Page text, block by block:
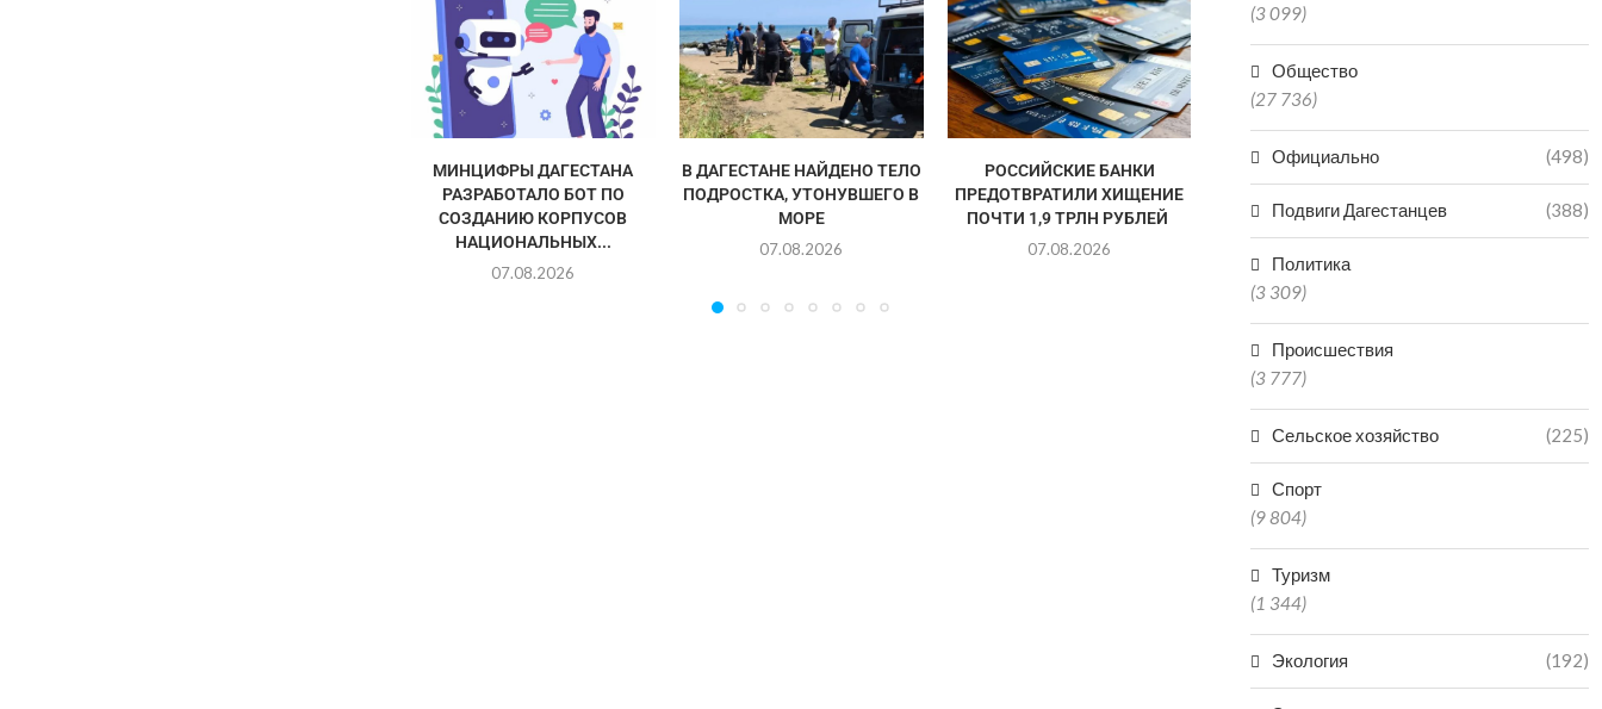
МИНЦИФРЫ ДАГЕСТАНА
РАЗРАБОТАЛО БОТ ПО
СОЗДАНИЮ КОРПУСОВ
НАЦИОНАЛЬНЫХ...
07.08.2026
В ДАГЕСТАНЕ НАЙДЕНО ТЕЛО
ПОДРОСТКА, УТОНУВШЕГО В
МОРЕ
07.08.2026
РОССИЙСКИЕ БАНКИ
ПРЕДОТВРАТИЛИ ХИЩЕНИЕ
ПОЧТИ 1,9 ТРЛН РУБЛЕЙ
07.08.2026
ПОЛУЧИЛ 3,5 ГОДА КОЛОНИИ
07.08.2026
ОТЛОВ
(3 099)
Общество
(27 736)
Официально (498)
Подвиги Дагестанцев (388)
Политика
(3 309)
Происшествия
(3 777)
Сельское хозяйство (225)
Спорт
(9 804)
Туризм
(1 344)
Экология (192)